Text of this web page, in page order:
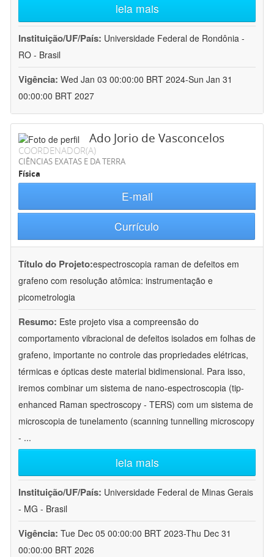
leia mais
Instituição/UF/País: Universidade Federal de Rondônia -
RO - Brasil
Vigência: Wed Jan 03 00:00:00 BRT 2024-Sun Jan 31
00:00:00 BRT 2027
Ado Jorio de Vasconcelos
COORDENADOR(A)
CIÊNCIAS EXATAS E DA TERRA
Física
E-mail
Currículo
Título do Projeto:espectroscopia raman de defeitos em
grafeno com resolução atômica: instrumentação e
picometrologia
Resumo: Este projeto visa a compreensão do
comportamento vibracional de defeitos isolados em folhas de
grafeno, importante no controle das propriedades elétricas,
térmicas e ópticas deste material bidimensional. Para isso,
iremos combinar um sistema de nano-espectroscopia (tip-
enhanced Raman spectroscopy - TERS) com um sistema de
microscopia de tunelamento (scanning tunnelling microscopy
- ...
leia mais
Instituição/UF/País: Universidade Federal de Minas Gerais
- MG - Brasil
Vigência: Tue Dec 05 00:00:00 BRT 2023-Thu Dec 31
00:00:00 BRT 2026